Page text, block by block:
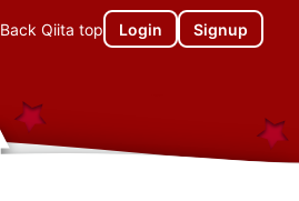
Back Qiita top Login Signup